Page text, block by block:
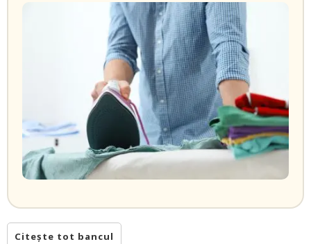
Citește tot bancul